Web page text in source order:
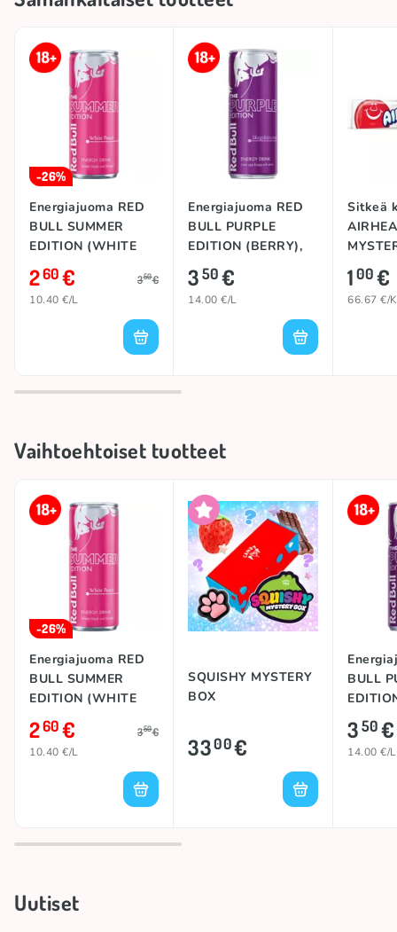
-26%
Energiajuoma RED
BULL SUMMER
EDITION (WHITE
PEACH), 250ml
260€ 350€
10.40 €/L
Energiajuoma RED
BULL PURPLE
EDITION (BERRY),
250ml
350€
14.00 €/L
Sitkeä
100€
66.67 €/
Vaihtoehtoiset tuotteet
-26%
Energiajuoma RED
BULL SUMMER
EDITION (WHITE
PEACH), 250ml
260€ 350€
10.40 €/L
SQUISHY MYSTERY
BOX
3300€
BULL
250ml
350€
14.00 €/L
Uutiset